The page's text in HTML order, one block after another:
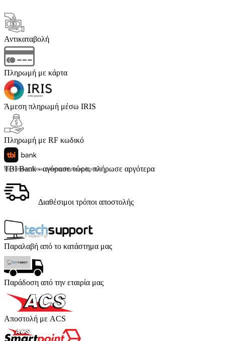
Αντικαταβολή
Πληρωμή με κάρτα
Άμεση πληρωμή μέσω IRIS
Πληρωμή με RF κωδικό
TBI Bank - αγόρασε τώρα, πλήρωσε αργότερα
Με 4 άτοκες δόσεις (κόστος υπηρεσίας 4 ευρώ)
Διαθέσιμοι τρόποι αποστολής
Παραλαβή από το κατάστημα μας
Παράδοση από την εταιρία μας
Αποστολή με ACS